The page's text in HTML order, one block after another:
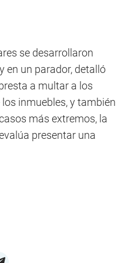
se desarrollaron
en un parador, detalló
a multar a los
inmuebles, y también
más extremos, la
presentar una